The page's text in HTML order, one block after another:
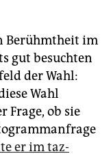
Berühmtheit im
gut besuchten
der Wahl:
Wahl
Frage, ob sie
er im taz-